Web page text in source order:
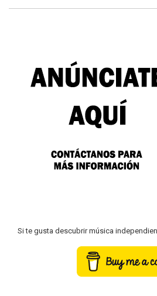
Si te gusta descubrir música